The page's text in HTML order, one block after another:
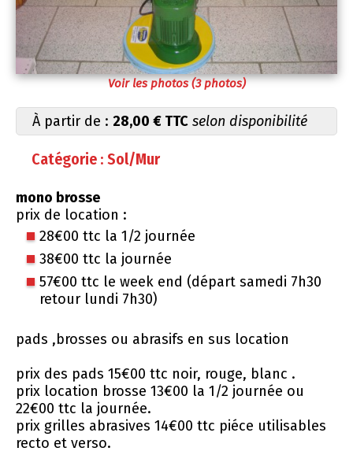
Voir les photos (3 photos)
À partir de : 28,00 € TTC selon disponibilité
Catégorie : Sol/Mur
mono brosse
prix de location :
28€00 ttc la 1/2 journée
38€00 ttc la journée
57€00 ttc le week end (départ samedi 7h30
retour lundi 7h30)
pads ,brosses ou abrasifs en sus location
prix des pads 15€00 ttc noir, rouge, blanc .
prix location brosse 13€00 la 1/2 journée ou
22€00 ttc la journée.
prix grilles abrasives 14€00 ttc piéce utilisables
recto et verso.